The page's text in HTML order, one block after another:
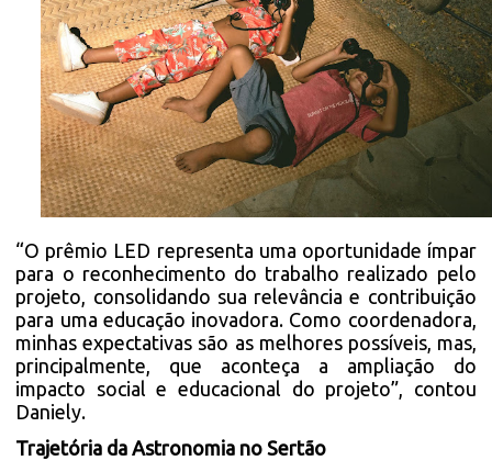
“O prêmio LED representa uma oportunidade ímpar
para o reconhecimento do trabalho realizado pelo
projeto, consolidando sua relevância e contribuição
para uma educação inovadora. Como coordenadora,
minhas expectativas são as melhores possíveis, mas,
principalmente, que aconteça a ampliação do
impacto social e educacional do projeto”, contou
Daniely.
Trajetória da Astronomia no Sertão